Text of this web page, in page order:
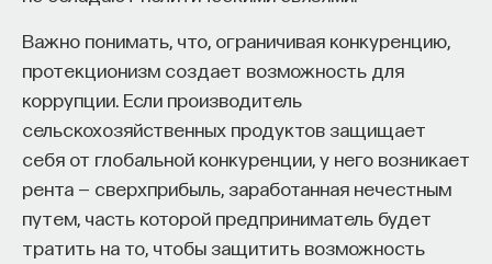
Важно понимать, что, ограничивая конкуренцию,
протекционизм создает возможность для
коррупции. Если производитель
сельскохозяйственных продуктов защищает
себя от глобальной конкуренции, у него возникает
рента — сверхприбыль, заработанная нечестным
путем, часть которой предприниматель будет
тратить на то, чтобы защитить возможность